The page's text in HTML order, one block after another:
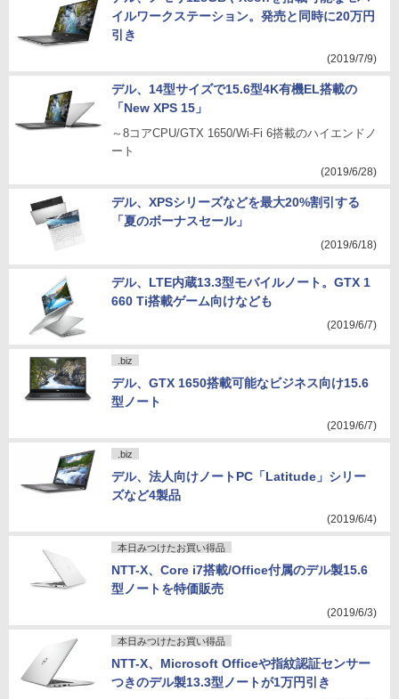
イルワークステーション。発売と同時に20万円
引き
(2019/7/9)
デル、14型サイズで15.6型4K有機EL搭載の
「New XPS 15」
～8コアCPU/GTX 1650/Wi-Fi 6搭載のハイエンドノ
ート
(2019/6/28)
デル、XPSシリーズなどを最大20%割引する
「夏のボーナスセール」
(2019/6/18)
デル、LTE内蔵13.3型モバイルノート。GTX 1
660 Ti搭載ゲーム向けなども
(2019/6/7)
.biz
デル、GTX 1650搭載可能なビジネス向け15.6
型ノート
(2019/6/7)
.biz
デル、法人向けノートPC「Latitude」シリー
ズなど4製品
(2019/6/4)
本日みつけたお買い得品
NTT-X、Core i7搭載/Office付属のデル製15.6
型ノートを特価販売
(2019/6/3)
本日みつけたお買い得品
NTT-X、Microsoft Officeや指紋認証センサー
つきのデル製13.3型ノートが1万円引き